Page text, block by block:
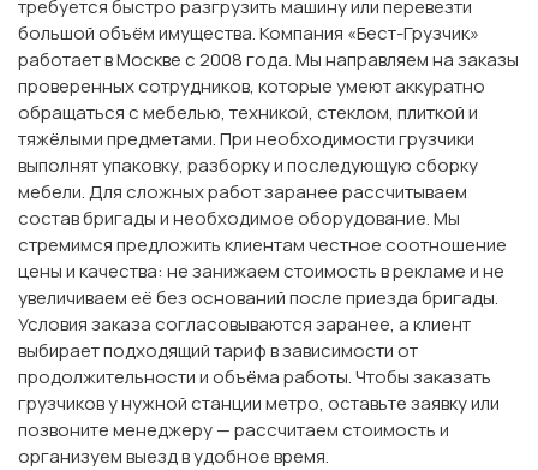
требуется быстро разгрузить машину или перевезти
большой объём имущества. Компания «Бест-Грузчик»
работает в Москве с 2008 года. Мы направляем на заказы
проверенных сотрудников, которые умеют аккуратно
обращаться с мебелью, техникой, стеклом, плиткой и
тяжёлыми предметами. При необходимости грузчики
выполнят упаковку, разборку и последующую сборку
мебели. Для сложных работ заранее рассчитываем
состав бригады и необходимое оборудование. Мы
стремимся предложить клиентам честное соотношение
цены и качества: не занижаем стоимость в рекламе и не
увеличиваем её без оснований после приезда бригады.
Условия заказа согласовываются заранее, а клиент
выбирает подходящий тариф в зависимости от
продолжительности и объёма работы. Чтобы заказать
грузчиков у нужной станции метро, оставьте заявку или
позвоните менеджеру — рассчитаем стоимость и
организуем выезд в удобное время.